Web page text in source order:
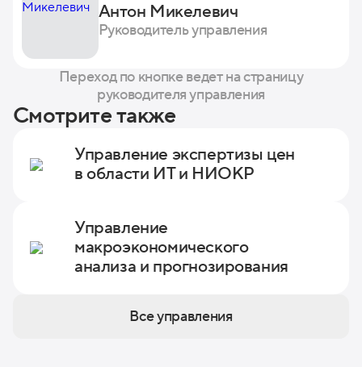
Антон Микелевич
Руководитель управления
Переход по кнопке ведет на страницу
руководителя управления
Смотрите также
Управление экспертизы цен
в области ИТ и НИОКР
Управление
макроэкономического
анализа и прогнозирования
Все управления